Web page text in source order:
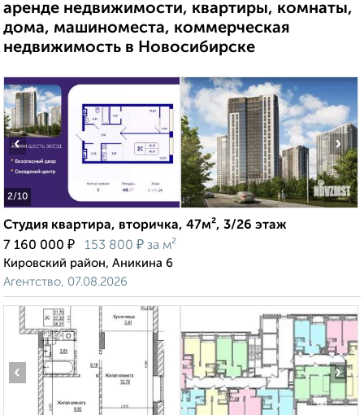
аренде недвижимости, квартиры, комнаты,
дома, машиноместа, коммерческая
недвижимость в Новосибирске
2/10
‹ ›
Студия квартира, вторичка, 47м², 3/26 этаж
7 160 000 ₽ 153 800 ₽ за м²
Кировский район, Аникина 6
Агентство, 07.08.2026
‹ ›